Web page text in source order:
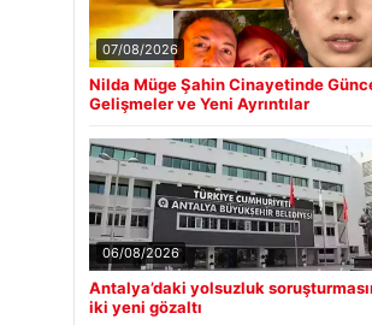
07/08/2026
Nilda Müge Şahin Cinayetinde
Gelişmeler ve Yeni Ayrıntılar
06/08/2026
Antalya’daki yolsuzluk
iki yeni gözaltı